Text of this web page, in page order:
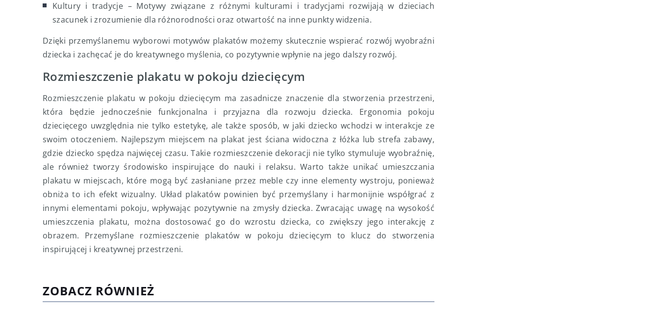
Kultury i tradycje – Motywy związane z różnymi kulturami i tradycjami rozwijają w dzieciach
szacunek i zrozumienie dla różnorodności oraz otwartość na inne punkty widzenia.
Dzięki przemyślanemu wyborowi motywów plakatów możemy skutecznie wspierać rozwój wyobraźni
dziecka i zachęcać je do kreatywnego myślenia, co pozytywnie wpłynie na jego dalszy rozwój.
Rozmieszczenie plakatu w pokoju dziecięcym
Rozmieszczenie plakatu w pokoju dziecięcym ma zasadnicze znaczenie dla stworzenia przestrzeni,
która będzie jednocześnie funkcjonalna i przyjazna dla rozwoju dziecka. Ergonomia pokoju
dziecięcego uwzględnia nie tylko estetykę, ale także sposób, w jaki dziecko wchodzi w interakcje ze
swoim otoczeniem. Najlepszym miejscem na plakat jest ściana widoczna z łóżka lub strefa zabawy,
gdzie dziecko spędza najwięcej czasu. Takie rozmieszczenie dekoracji nie tylko stymuluje wyobraźnię,
ale również tworzy środowisko inspirujące do nauki i relaksu. Warto także unikać umieszczania
plakatu w miejscach, które mogą być zasłaniane przez meble czy inne elementy wystroju, ponieważ
obniża to ich efekt wizualny. Układ plakatów powinien być przemyślany i harmonijnie współgrać z
innymi elementami pokoju, wpływając pozytywnie na zmysły dziecka. Zwracając uwagę na wysokość
umieszczenia plakatu, można dostosować go do wzrostu dziecka, co zwiększy jego interakcję z
obrazem. Przemyślane rozmieszczenie plakatów w pokoju dziecięcym to klucz do stworzenia
inspirującej i kreatywnej przestrzeni.
ZOBACZ RÓWNIEŻ